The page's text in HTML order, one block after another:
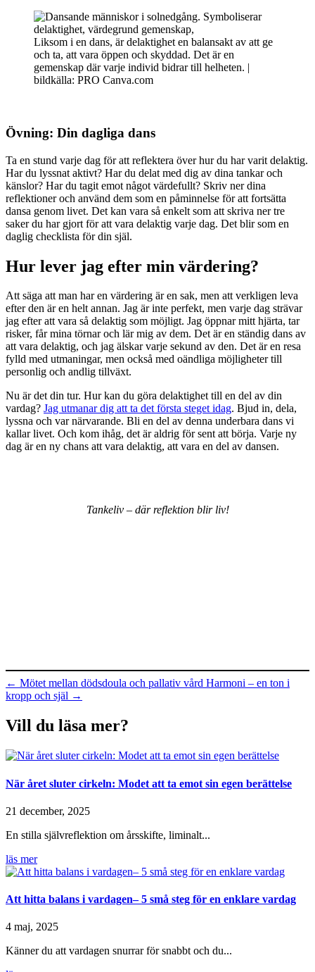
Liksom i en dans, är delaktighet en balansakt av att ge
och ta, att vara öppen och skyddad. Det är en
gemenskap där varje individ bidrar till helheten. |
bildkälla: PRO Canva.com
Övning: Din dagliga dans
Ta en stund varje dag för att reflektera över hur du har varit delaktig.
Har du lyssnat aktivt? Har du delat med dig av dina tankar och
känslor? Har du tagit emot något värdefullt? Skriv ner dina
reflektioner och använd dem som en påminnelse för att fortsätta
dansa genom livet. Det kan vara så enkelt som att skriva ner tre
saker du har gjort för att vara delaktig varje dag. Det blir som en
daglig checklista för din själ.
Hur lever jag efter min värdering?
Att säga att man har en värdering är en sak, men att verkligen leva
efter den är en helt annan. Jag är inte perfekt, men varje dag strävar
jag efter att vara så delaktig som möjligt. Jag öppnar mitt hjärta, tar
risker, får mina törnar och lär mig av dem. Det är en ständig dans av
att vara delaktig, och jag älskar varje sekund av den. Det är en resa
fylld med utmaningar, men också med oändliga möjligheter till
personlig och andlig tillväxt.
Nu är det din tur. Hur kan du göra delaktighet till en del av din
vardag? Jag utmanar dig att ta det första steget idag. Bjud in, dela,
lyssna och var närvarande. Bli en del av denna underbara dans vi
kallar livet. Och kom ihåg, det är aldrig för sent att börja. Varje ny
dag är en ny chans att vara delaktig, att vara en del av dansen.
Tankeliv – där reflektion blir liv!
← Mötet mellan dödsdoula och pallativ vård Harmoni – en ton i
kropp och själ →
Vill du läsa mer?
När året sluter cirkeln: Modet att ta emot sin egen berättelse
21 december, 2025
En stilla självreflektion om årsskifte, liminalt...
läs mer
Att hitta balans i vardagen– 5 små steg för en enklare vardag
4 maj, 2025
Känner du att vardagen snurrar för snabbt och du...